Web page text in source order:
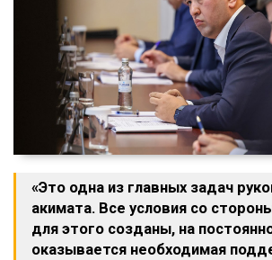
«Это одна из главных задач
акимата. Все условия со
для этого созданы, на
оказывается необходимая